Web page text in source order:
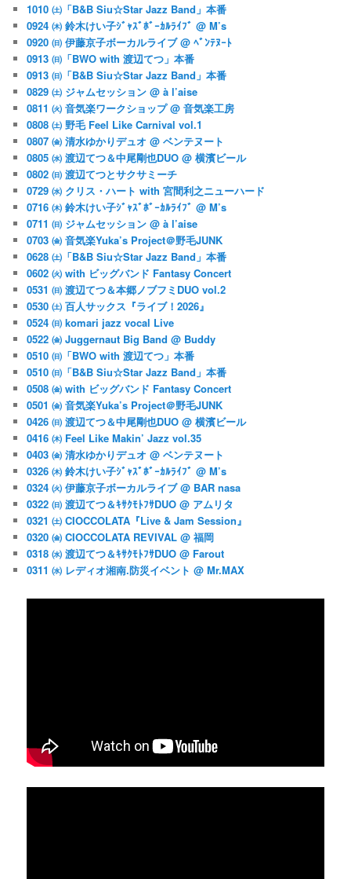
1010 ㈯「B&B Siu☆Star Jazz Band」本番
0924 ㈭ 鈴木けい子ｼﾞｬｽﾞﾎﾞｰｶﾙﾗｲﾌﾞ @ M’s
0920 ㈰ 伊藤京子ボーカルライブ @ ﾍﾞﾝﾃﾇｰﾄ
0913 ㈰「BWO with 渡辺てつ」本番
0913 ㈰「B&B Siu☆Star Jazz Band」本番
0829 ㈯ ジャムセッション @ à l’aise
0811 ㈫ 音気楽ワークショップ @ 音気楽工房
0808 ㈯ 野毛 Feel Like Carnival vol.1
0807 ㈮ 清水ゆかりデュオ @ ベンテヌート
0805 ㈬ 渡辺てつ＆中尾剛也DUO @ 横濱ビール
0802 ㈰ 渡辺てつとサクサミーチ
0729 ㈬ クリス・ハート with 宮間利之ニューハード
0716 ㈭ 鈴木けい子ｼﾞｬｽﾞﾎﾞｰｶﾙﾗｲﾌﾞ @ M’s
0711 ㈰ ジャムセッション @ à l’aise
0703 ㈮ 音気楽Yuka’s Project＠野毛JUNK
0628 ㈯「B&B Siu☆Star Jazz Band」本番
0602 ㈫ with ビッグバンド Fantasy Concert
0531 ㈰ 渡辺てつ＆本郷ノブフミDUO vol.2
0530 ㈯ 百人サックス『ライブ！2026』
0524 ㈰ komari jazz vocal Live
0522 ㈮ Juggernaut Big Band @ Buddy
0510 ㈰「BWO with 渡辺てつ」本番
0510 ㈰「B&B Siu☆Star Jazz Band」本番
0508 ㈮ with ビッグバンド Fantasy Concert
0501 ㈮ 音気楽Yuka’s Project＠野毛JUNK
0426 ㈰ 渡辺てつ＆中尾剛也DUO @ 横濱ビール
0416 ㈭ Feel Like Makin’ Jazz vol.35
0403 ㈮ 清水ゆかりデュオ @ ベンテヌート
0326 ㈭ 鈴木けい子ｼﾞｬｽﾞﾎﾞｰｶﾙﾗｲﾌﾞ @ M’s
0324 ㈫ 伊藤京子ボーカルライブ @ BAR nasa
0322 ㈰ 渡辺てつ＆ｷｻｸﾓﾄﾌｻDUO @ アムリタ
0321 ㈯ CIOCCOLATA『Live & Jam Session』
0320 ㈮ CIOCCOLATA REVIVAL @ 福岡
0318 ㈬ 渡辺てつ＆ｷｻｸﾓﾄﾌｻDUO @ Farout
0311 ㈬ レディオ湘南.防災イベント @ Mr.MAX